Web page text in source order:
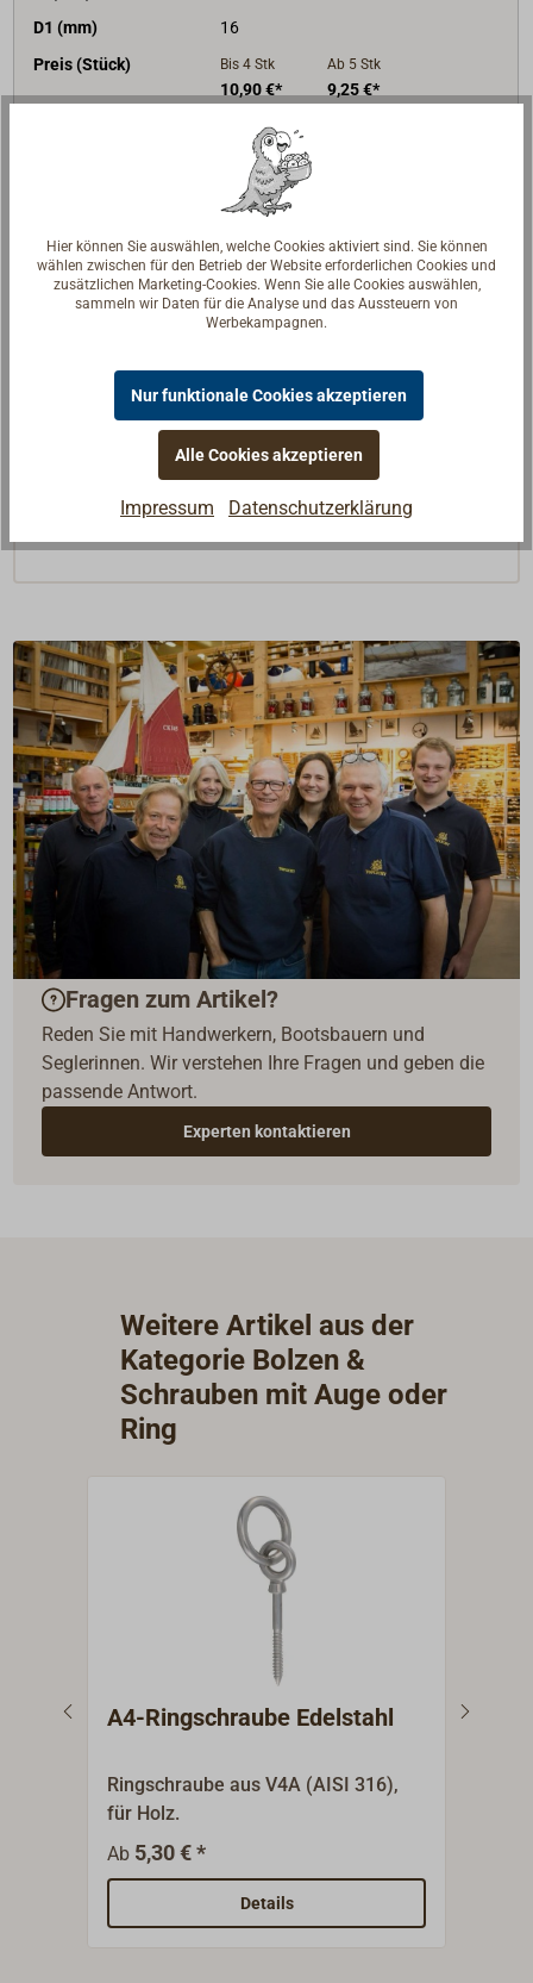
D1 (mm)
16
Preis (Stück)
Bis 4 Stk
10,90 €*
Ab 5 Stk
9,25 €*
Am Lager
In den Warenkorb
Beschreibung
Augschraube mit Schraubgewinde für Holz. Mit
Stahl, feuerverzinkt.
Fragen zum Artikel?
Reden Sie mit Handwerkern, Bootsbauern und
Seglerinnen. Wir verstehen Ihre Fragen und geben die
passende Antwort.
Experten kontaktieren
Weitere Artikel aus der
Kategorie Bolzen &
Schrauben mit Auge oder
Ring
A4-Ringschraube Edelstahl
Ringschraube aus V4A (AISI 316),
für Holz.
Ab 5,30 € *
Details
Hier können Sie auswählen, welche Cookies aktiviert sind. Sie können
wählen zwischen für den Betrieb der Website erforderlichen Cookies und
zusätzlichen Marketing-Cookies. Wenn Sie alle Cookies auswählen,
sammeln wir Daten für die Analyse und das Aussteuern von
Werbekampagnen.
Nur funktionale Cookies akzeptieren
Alle Cookies akzeptieren
Impressum Datenschutzerklärung